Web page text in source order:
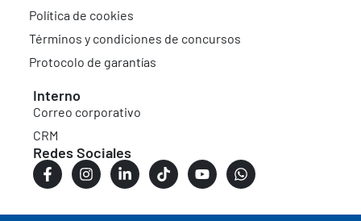
Política de cookies
Términos y condiciones de concursos
Protocolo de garantías
Interno
Correo corporativo
CRM
Redes Sociales